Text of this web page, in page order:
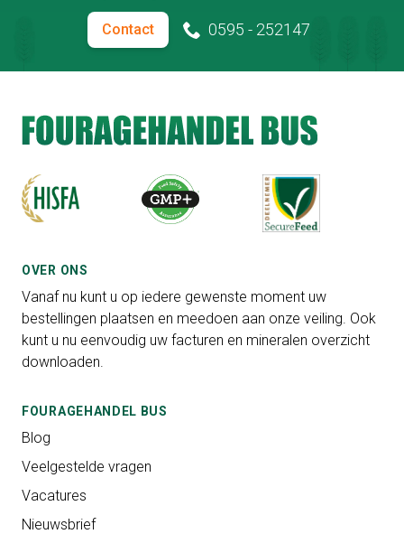
Contact 0595 - 252147
OVER ONS
Vanaf nu kunt u op iedere gewenste moment uw
bestellingen plaatsen en meedoen aan onze veiling. Ook
kunt u nu eenvoudig uw facturen en mineralen overzicht
downloaden.
FOURAGEHANDEL BUS
Blog
Veelgestelde vragen
Vacatures
Nieuwsbrief